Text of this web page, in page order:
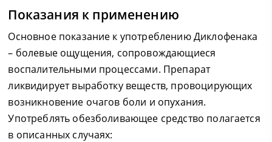
Показания к применению
Основное показание к употреблению Диклофенака
– болевые ощущения, сопровождающиеся
воспалительными процессами. Препарат
ликвидирует выработку веществ, провоцирующих
возникновение очагов боли и опухания.
Употреблять обезболивающее средство полагается
в описанных случаях: